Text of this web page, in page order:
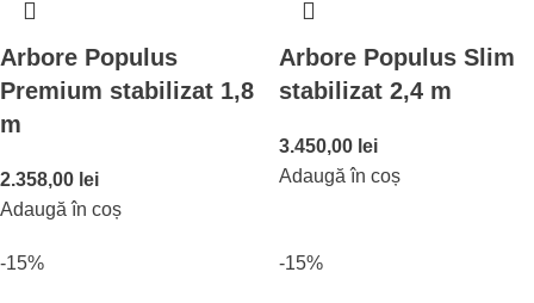
Arbore Populus
Premium stabilizat 1,8
m
2.358,00 lei
Adaugă în coș
Arbore Populus Slim
stabilizat 2,4 m
3.450,00 lei
Adaugă în coș
-15% -15%